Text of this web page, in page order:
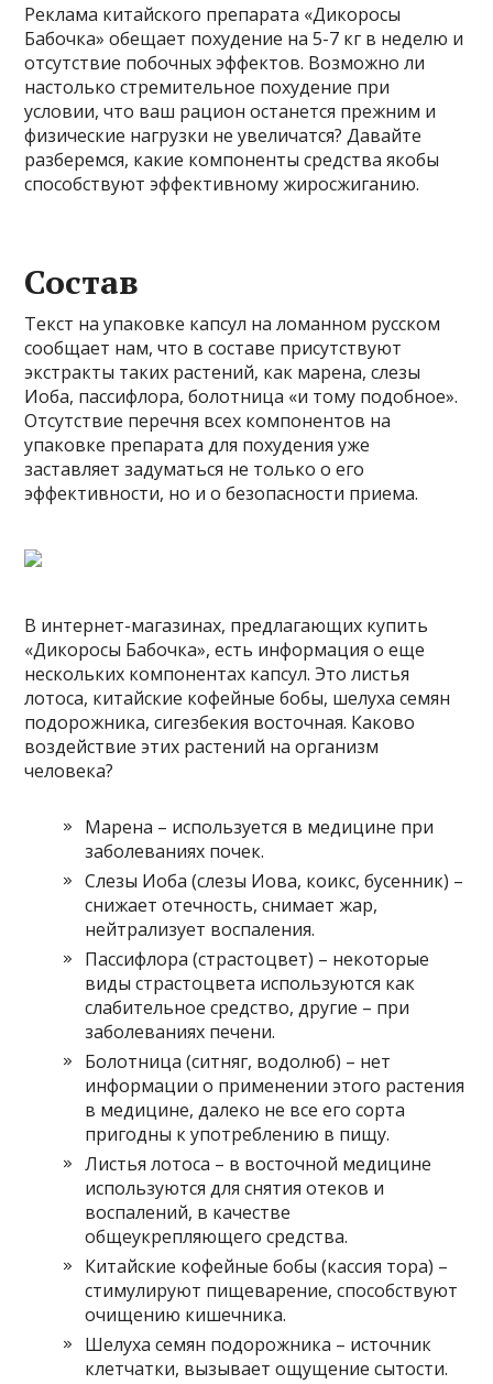
Реклама китайского препарата «Дикоросы
Бабочка» обещает похудение на 5-7 кг в неделю и
отсутствие побочных эффектов. Возможно ли
настолько стремительное похудение при
условии, что ваш рацион останется прежним и
физические нагрузки не увеличатся? Давайте
разберемся, какие компоненты средства якобы
способствуют эффективному жиросжиганию.
Состав
Текст на упаковке капсул на ломанном русском
сообщает нам, что в составе присутствуют
экстракты таких растений, как марена, слезы
Иоба, пассифлора, болотница «и тому подобное».
Отсутствие перечня всех компонентов на
упаковке препарата для похудения уже
заставляет задуматься не только о его
эффективности, но и о безопасности приема.
В интернет-магазинах, предлагающих купить
«Дикоросы Бабочка», есть информация о еще
нескольких компонентах капсул. Это листья
лотоса, китайские кофейные бобы, шелуха семян
подорожника, сигезбекия восточная. Каково
воздействие этих растений на организм
человека?
Марена – используется в медицине при
заболеваниях почек.
Слезы Иоба (слезы Иова, коикс, бусенник) –
снижает отечность, снимает жар,
нейтрализует воспаления.
Пассифлора (страстоцвет) – некоторые
виды страстоцвета используются как
слабительное средство, другие – при
заболеваниях печени.
Болотница (ситняг, водолюб) – нет
информации о применении этого растения
в медицине, далеко не все его сорта
пригодны к употреблению в пищу.
Листья лотоса – в восточной медицине
используются для снятия отеков и
воспалений, в качестве
общеукрепляющего средства.
Китайские кофейные бобы (кассия тора) –
стимулируют пищеварение, способствуют
очищению кишечника.
Шелуха семян подорожника – источник
клетчатки, вызывает ощущение сытости.